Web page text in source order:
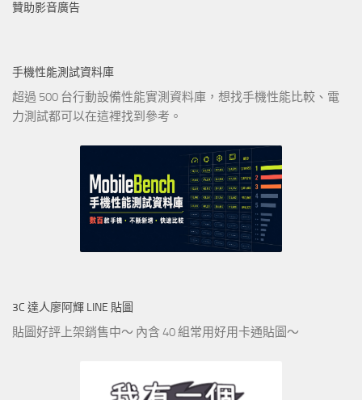
贊助影音廣告
手機性能測試資料庫
超過 500 台行動設備性能實測資料庫，想找手機性能比較、電
力測試都可以在這裡找到參考。
3C 達人廖阿輝 LINE 貼圖
貼圖好評上架銷售中～ 內含 40 組常用好用卡通貼圖～